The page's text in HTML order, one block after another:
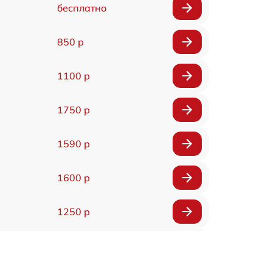
бесплатно
850 р
1100 р
1750 р
1590 р
1600 р
1250 р